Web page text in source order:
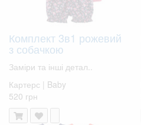
Комплект 3в1 рожевий
з собачкою
Заміри та інші детал..
Картерс | Baby
520 грн